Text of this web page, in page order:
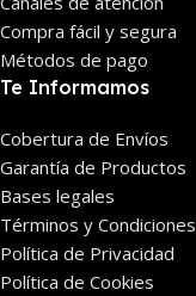
Compra fácil y segura
Métodos de pago
Te Informamos
Cobertura de Envíos
Garantía de Productos
Bases legales
Términos y Condiciones
Política de Privacidad
Política de Cookies